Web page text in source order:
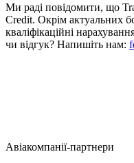
Ми раді повідомити, що
Credit. Окрім актуальних
кваліфікаційні
чи відгук? Напишіть нам:
Авіакомпанії-партнери